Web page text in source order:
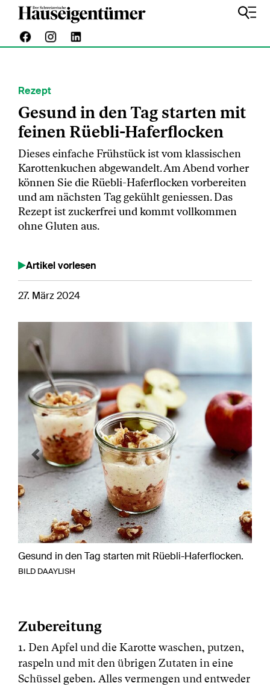
Rezept
Gesund in den Tag starten mit
feinen Rüebli-Haferflocken
Dieses einfache Frühstück ist vom klassischen
Karottenkuchen abgewandelt. Am Abend vorher
können Sie die Rüebli-Haferflocken vorbereiten
und am nächsten Tag gekühlt geniessen. Das
Rezept ist zuckerfrei und kommt vollkommen
ohne Gluten aus.
Artikel vorlesen
27. März 2024
Gesund in den Tag starten mit Rüebli-Haferflocken.
BILD DAAYLISH
Previous Next
Zubereitung
1. Den Apfel und die Karotte waschen, putzen,
raspeln und mit den übrigen Zutaten in eine
Schüssel geben. Alles vermengen und entweder